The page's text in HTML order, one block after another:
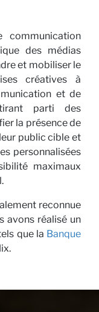
communication
des médias
et mobiliser le
créatives à
et de
parti des
la présence de
public cible et
personnalisées
maximaux
reconnue
avons réalisé un
que la Banque